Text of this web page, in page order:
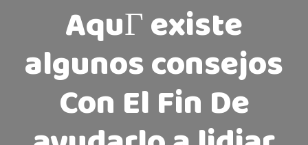
AquГ­ existe
algunos consejos
Con El Fin De